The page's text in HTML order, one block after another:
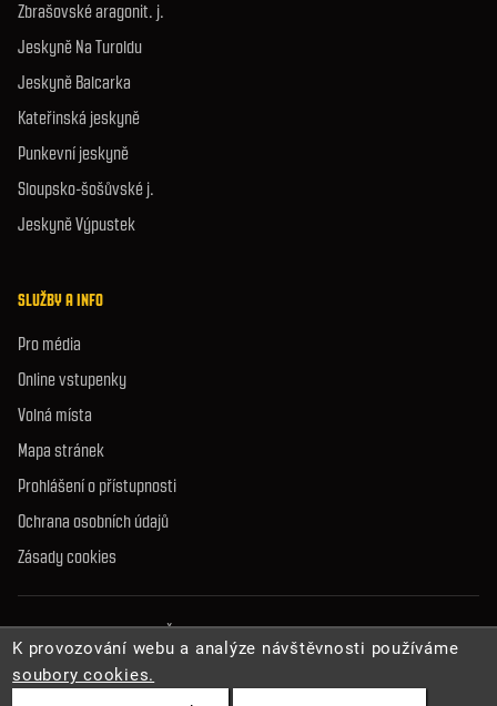
Zbrašovské aragonit. j.
Jeskyně Na Turoldu
Jeskyně Balcarka
Kateřinská jeskyně
Punkevní jeskyně
Sloupsko-šošůvské j.
Jeskyně Výpustek
SLUŽBY A INFO
Pro média
Online vstupenky
Volná místa
Mapa stránek
Prohlášení o přístupnosti
Ochrana osobních údajů
Zásady cookies
K provozování webu a analýze návštěvnosti používáme
soubory cookies.